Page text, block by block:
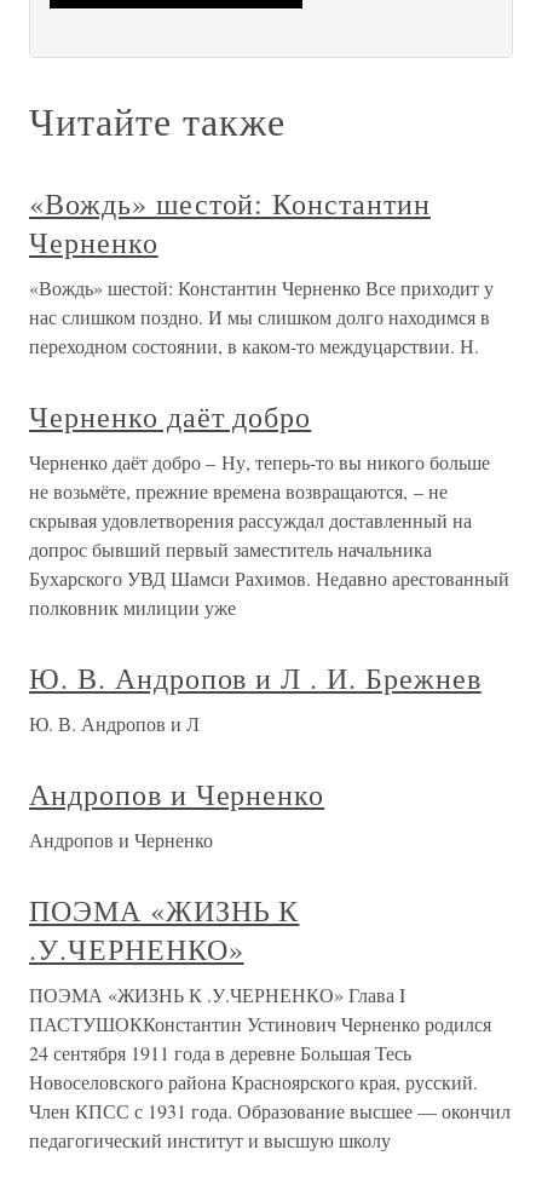
Читайте также
«Вождь» шестой: Константин
Черненко
«Вождь» шестой: Константин Черненко Все приходит у
нас слишком поздно. И мы слишком долго находимся в
переходном состоянии, в каком-то междуцарствии. Н.
Черненко даёт добро
Черненко даёт добро – Ну, теперь-то вы никого больше
не возьмёте, прежние времена возвращаются, – не
скрывая удовлетворения рассуждал доставленный на
допрос бывший первый заместитель начальника
Бухарского УВД Шамси Рахимов. Недавно арестованный
полковник милиции уже
Ю. В. Андропов и Л . И. Брежнев
Ю. В. Андропов и Л
Андропов и Черненко
Андропов и Черненко
ПОЭМА «ЖИЗНЬ К
.У.ЧЕРНЕНКО»
ПОЭМА «ЖИЗНЬ К .У.ЧЕРНЕНКО» Глава I
ПАСТУШОККонстантин Устинович Черненко родился
24 сентября 1911 года в деревне Большая Тесь
Новоселовского района Красноярского края, русский.
Член КПСС с 1931 года. Образование высшее — окончил
педагогический институт и высшую школу